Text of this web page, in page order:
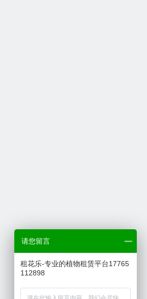
请您留言
租花乐-专业的植物租赁平台17765
112898